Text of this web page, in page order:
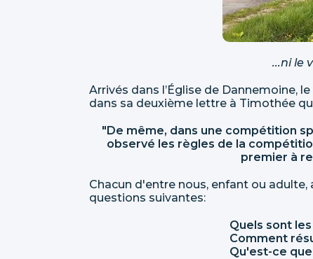
...ni le
Arrivés dans l’Église de Dannemoine,
dans sa deuxième lettre à Timothée
"De même, dans une compétition
observé les règles de la
premier à
Chacun d'entre nous, enfant ou
questions suivantes:
Quels sont
Comment
Qu'est-ce